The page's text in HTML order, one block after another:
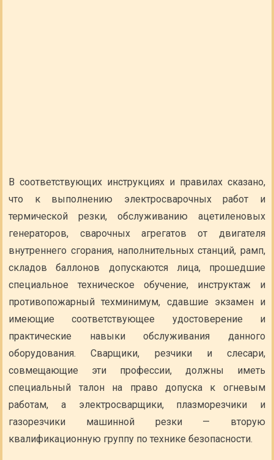
В соответствующих инструкциях и правилах сказано,
что к выполнению электросварочных работ и
термической резки, обслуживанию ацетиленовых
генераторов, сварочных агрегатов от двигателя
внутреннего сгорания, наполнительных станций, рамп,
складов баллонов допускаются лица, прошедшие
специальное техническое обучение, инструктаж и
противопожарный техминимум, сдавшие экзамен и
имеющие соответствующее удостоверение и
практические навыки обслуживания данного
оборудования. Сварщики, резчики и слесари,
совмещающие эти профессии, должны иметь
специальный талон на право допуска к огневым
работам, а электросварщики, плазморезчики и
газорезчики машинной резки — вторую
квалификационную группу по технике безопасности.